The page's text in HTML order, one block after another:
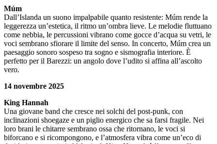
Múm
Dall’Islanda un suono impalpabile quanto resistente: Múm rende la
leggerezza un’estetica, il ritmo un’ombra lieve. Le melodie fluttuano
come nebbia, le percussioni vibrano come gocce d’acqua su vetri, le
voci sembrano sfiorare il limite del senso. In concerto, Múm crea un
paesaggio sonoro sospeso tra sogno e sismografia interiore. È
perfetto per il Barezzi: un angolo dove l’udito si affina all’ascolto
vero.
14 novembre 2025
King Hannah
Una giovane band che cresce nei solchi del post-punk, con
inclinazioni shoegaze e un piglio energico che sa farsi fragile. Nei
loro brani le chitarre sembrano ossa che ritornano, le voci si
biforcano e si ricompongono, e l’atmosfera vibra come un’eco di